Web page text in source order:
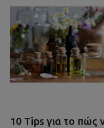
10 Tips για το πώς